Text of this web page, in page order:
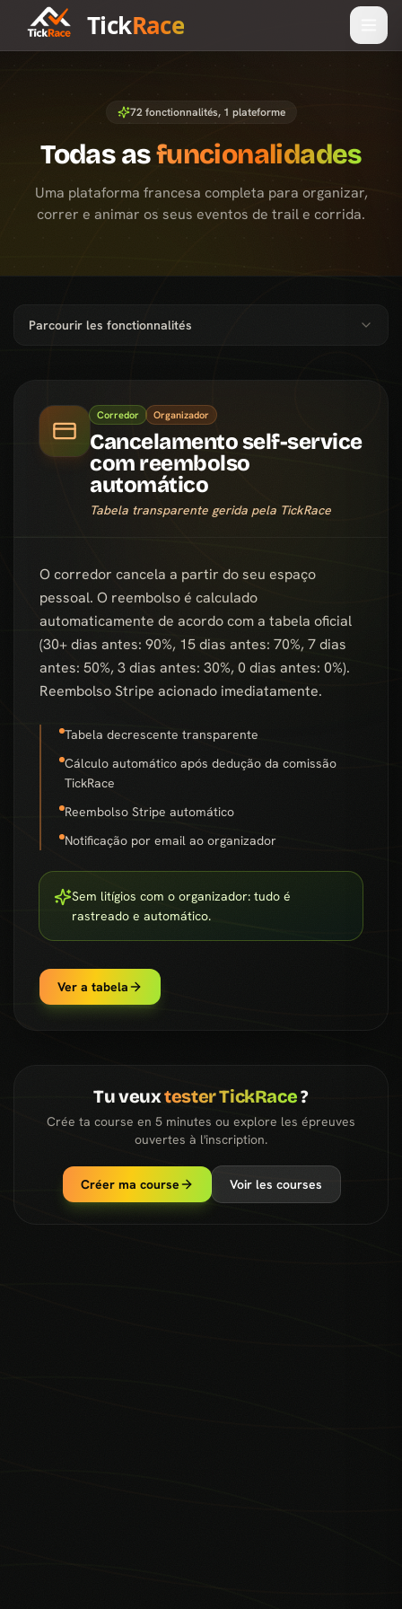
TickRace
72fonctionnalités, 1 plateforme
Todas asfuncionalidades
Uma plataforma francesa completa para organizar,
correr e animar os seus eventos de trail e corrida.
Parcourir les fonctionnalités
Corredor Organizador
Cancelamento self-service
com reembolso
automático
Tabela transparente gerida pela TickRace
O corredor cancela a partir do seu espaço
pessoal. O reembolso é calculado
automaticamente de acordo com a tabela oficial
(30+ dias antes: 90%, 15 dias antes: 70%, 7 dias
antes: 50%, 3 dias antes: 30%, 0 dias antes: 0%).
Reembolso Stripe acionado imediatamente.
Tabela decrescente transparente
Cálculo automático após dedução da comissão
TickRace
Reembolso Stripe automático
Notificação por email ao organizador
Sem litígios com o organizador: tudo é
rastreado e automático.
Ver a tabela
Tu veuxtester TickRace?
Crée ta course en 5 minutes ou explore les épreuves
ouvertes à l'inscription.
Créer ma course Voir les courses